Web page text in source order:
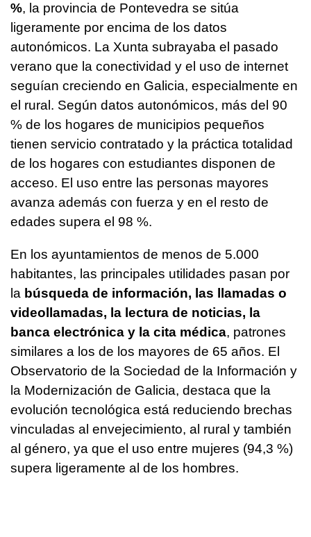
%, la provincia de Pontevedra se sitúa
ligeramente por encima de los datos
autonómicos. La Xunta subrayaba el pasado
verano que la conectividad y el uso de internet
seguían creciendo en Galicia, especialmente en
el rural. Según datos autonómicos, más del 90
% de los hogares de municipios pequeños
tienen servicio contratado y la práctica totalidad
de los hogares con estudiantes disponen de
acceso. El uso entre las personas mayores
avanza además con fuerza y en el resto de
edades supera el 98 %.
En los ayuntamientos de menos de 5.000
habitantes, las principales utilidades pasan por
la búsqueda de información, las llamadas o
videollamadas, la lectura de noticias, la
banca electrónica y la cita médica, patrones
similares a los de los mayores de 65 años. El
Observatorio de la Sociedad de la Información y
la Modernización de Galicia, destaca que la
evolución tecnológica está reduciendo brechas
vinculadas al envejecimiento, al rural y también
al género, ya que el uso entre mujeres (94,3 %)
supera ligeramente al de los hombres.